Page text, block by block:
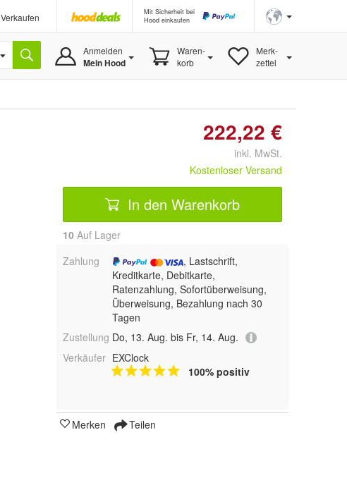
Verkaufen
Mit Sicherheit bei
Hood einkaufen
Anmelden
Mein Hood
Waren-
korb
Merk-
zettel
222,22 €
inkl. MwSt.
Kostenloser Versand
In den Warenkorb
10 Auf Lager
Zahlung
, Lastschrift,
Kreditkarte, Debitkarte,
Ratenzahlung, Sofortüberweisung,
Überweisung, Bezahlung nach 30
Tagen
Zustellung Do, 13. Aug. bis Fr, 14. Aug.
Verkäufer EXClock
100% positiv
Merken Teilen